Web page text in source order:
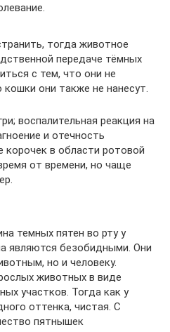
тогда животное
передаче тёмных
с тем, что они не
они также не нанесут.
воспалительная реакция на
и отечность
корочек в области ротовой
от времени, но чаще
темных пятен во рту у
являются безобидными. Они
но и человеку.
животных в виде
участков. Тогда как у
оттенка, чистая. С
пятнышек